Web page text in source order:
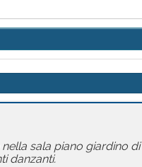
sala piano giardino di
danzanti.